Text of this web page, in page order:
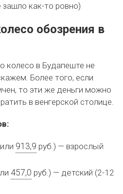
как-то ровно)
обозрения в
колесо в Будапеште не
Более того, если
то эти же деньги можно
в венгерской столице.
913,9 руб.) — взрослый
457,0 руб.) — детский (2-12